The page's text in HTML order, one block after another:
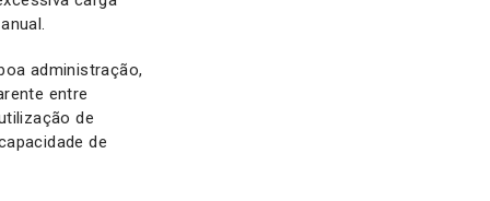
administração,
entre
de
de